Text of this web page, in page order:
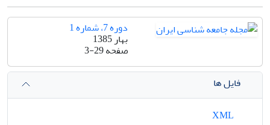
دوره 7، شماره 1
بهار 1385
صفحه3-29
فایل ها